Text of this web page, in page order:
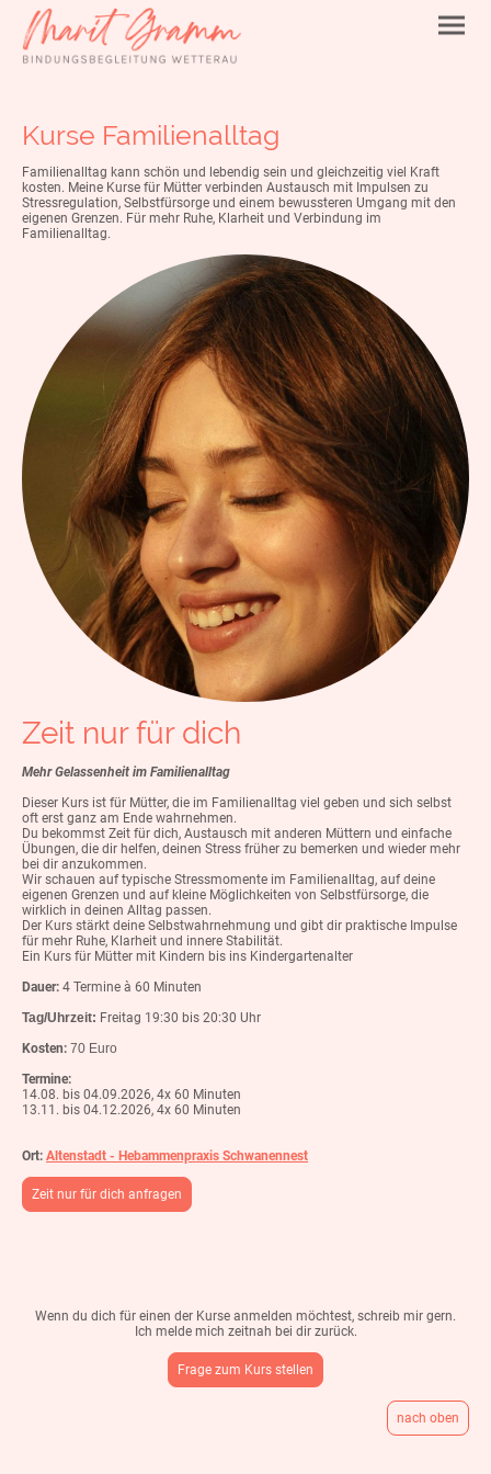
Kurse Familienalltag
Familienalltag kann schön und lebendig sein und gleichzeitig viel Kraft
kosten. Meine Kurse für Mütter verbinden Austausch mit Impulsen zu
Stressregulation, Selbstfürsorge und einem bewussteren Umgang mit den
eigenen Grenzen. Für mehr Ruhe, Klarheit und Verbindung im
Familienalltag.
Zeit nur für dich
Mehr Gelassenheit im Familienalltag
Dieser Kurs ist für Mütter, die im Familienalltag viel geben und sich selbst
oft erst ganz am Ende wahrnehmen.
Du bekommst Zeit für dich, Austausch mit anderen Müttern und einfache
Übungen, die dir helfen, deinen Stress früher zu bemerken und wieder mehr
bei dir anzukommen.
Wir schauen auf typische Stressmomente im Familienalltag, auf deine
eigenen Grenzen und auf kleine Möglichkeiten von Selbstfürsorge, die
wirklich in deinen Alltag passen.
Der Kurs stärkt deine Selbstwahrnehmung und gibt dir praktische Impulse
für mehr Ruhe, Klarheit und innere Stabilität.
Ein Kurs für Mütter mit Kindern bis ins Kindergartenalter
Dauer: 4 Termine à 60 Minuten
Tag/Uhrzeit: Freitag 19:30 bis 20:30 Uhr
Kosten: 70 Euro
Termine:
14.08. bis 04.09.2026, 4x 60 Minuten
13.11. bis 04.12.2026, 4x 60 Minuten
Ort: Altenstadt - Hebammenpraxis Schwanennest
Zeit nur für dich anfragen
Wenn du dich für einen der Kurse anmelden möchtest, schreib mir gern.
Ich melde mich zeitnah bei dir zurück.
Frage zum Kurs stellen
nach oben